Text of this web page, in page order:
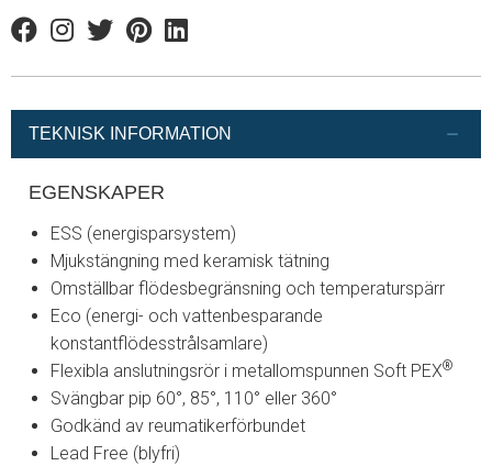
FacebookInstagram
TwitterPinterestLinkedin
TEKNISK INFORMATION
EGENSKAPER
ESS (energisparsystem)
Mjukstängning med keramisk tätning
Omställbar flödesbegränsning och temperaturspärr
Eco (energi- och vattenbesparande
konstantflödesstrålsamlare)
Flexibla anslutningsrör i metallomspunnen Soft PEX®
Svängbar pip 60°, 85°, 110° eller 360°
Godkänd av reumatikerförbundet
Lead Free (blyfri)